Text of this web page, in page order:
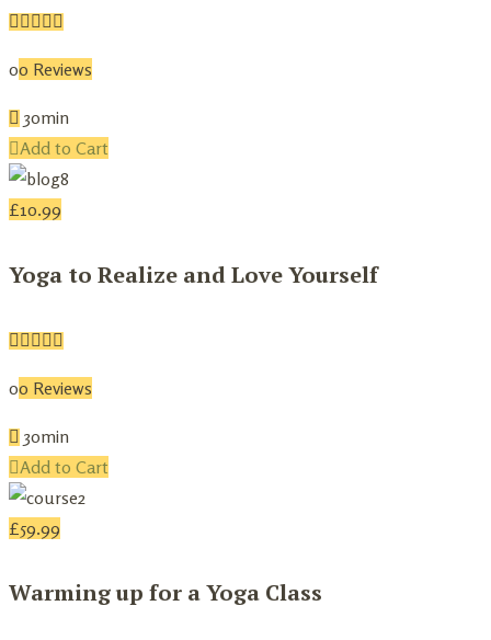
00 Reviews
30min
Add to Cart
£10.99
Yoga to Realize and Love Yourself
00 Reviews
30min
Add to Cart
£59.99
Warming up for a Yoga Class